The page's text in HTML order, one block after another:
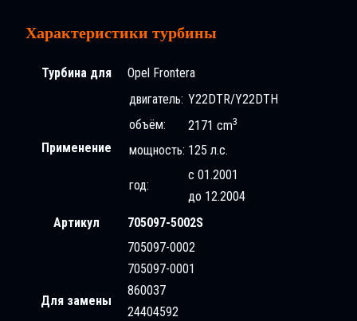
Характеристики турбины
Турбина для Opel Frontera
Применение
двигатель: Y22DTR/Y22DTH
объём:
2171 cm3
мощность: 125 л.с.
год:
с 01.2001
до 12.2004
Артикул
705097-5002S
Для замены
705097-0002
705097-0001
860037
24404592